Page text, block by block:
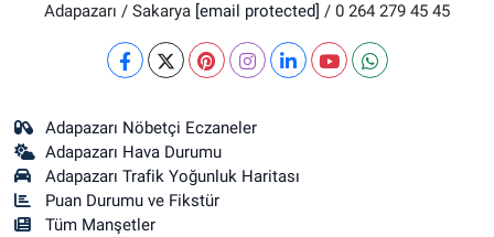
Adapazarı / Sakarya [email protected] / 0 264 279 45 45
Adapazarı Nöbetçi Eczaneler
Adapazarı Hava Durumu
Adapazarı Trafik Yoğunluk Haritası
Puan Durumu ve Fikstür
Tüm Manşetler